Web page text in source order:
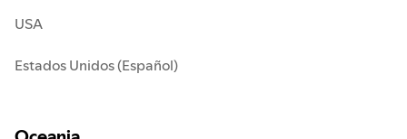
USA
Estados Unidos (Español)